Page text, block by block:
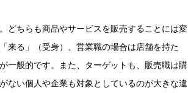
どちらも商品やサービスを販売することには変
来る」（受身）、営業職の場合は店舗を持た
一般的です。また、ターゲットも、販売職は購
ない個人や企業も対象としているのが大きな違